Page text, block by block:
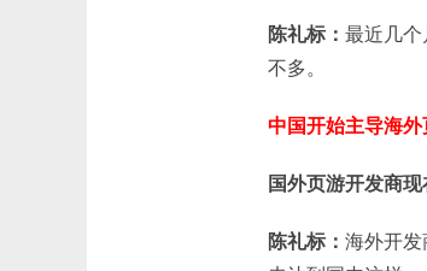
陈礼标： 最近几
不多。
中国开始主导海
国外页游开发商
陈礼标： 海外开